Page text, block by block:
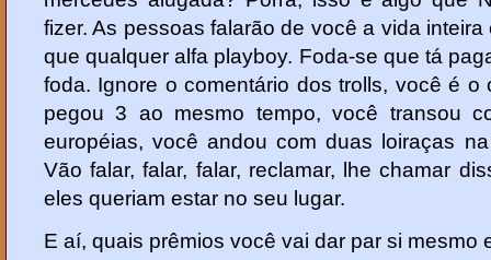
fizer. As pessoas falarão de você a vida
que qualquer alfa playboy. Foda-se que tá
foda. Ignore o comentário dos trolls, você é
pegou 3 ao mesmo tempo, você transou
européias, você andou com duas loiraças
Vão falar, falar, falar, reclamar, lhe chamar
eles queriam estar no seu lugar.
E aí, quais prêmios você vai dar par si mesmo